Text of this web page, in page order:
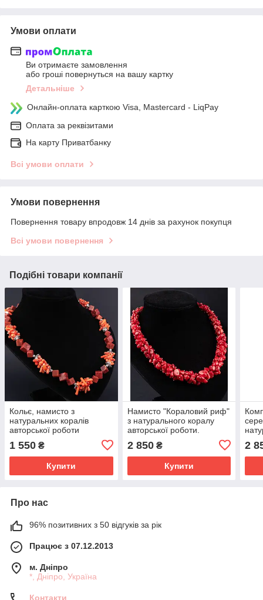
Умови оплати
Ви отримаєте замовлення
або гроші повернуться на вашу картку
Детальніше
Онлайн-оплата карткою Visa, Mastercard - LiqPay
Оплата за реквізитами
На карту Приватбанку
Всі умови оплати
Умови повернення
Повернення товару впродовж 14 днів за рахунок покупця
Всі умови повернення
Подібні товари компанії
Кольє, намисто з
натуральних коралів
авторської роботи
1 550 ₴
Купити
Намисто "Кораловий риф"
з натурального коралу
авторської роботи.
2 850₴
Купити
2
Про нас
96% позитивних з 50 відгуків за рік
Працює з 07.12.2013
м. Дніпро
*, Дніпро, Україна
Контакти